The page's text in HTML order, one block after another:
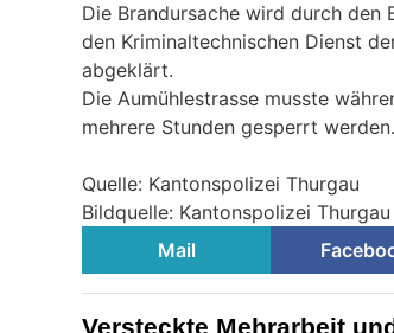
Die Brandursache wird durch den
den Kriminaltechnischen Dienst
abgeklärt.
Die Aumühlestrasse musste
mehrere Stunden gesperrt werden.
Quelle: Kantonspolizei Thurgau
Bildquelle: Kantonspolizei Thurgau
Mail
Versteckte Mehrarbeit